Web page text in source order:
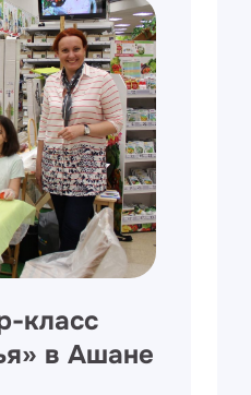
класс
в Ашане